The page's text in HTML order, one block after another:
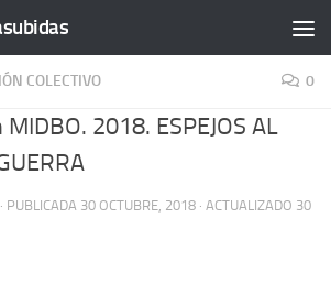
COLECTIVO 0
2018. ESPEJOS AL
· PUBLICADA 30 OCTUBRE, 2018 · ACTUALIZADO 30